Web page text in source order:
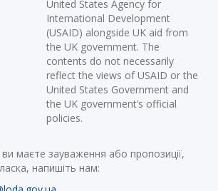
United States Agency for
International Development
(USAID) alongside UK aid from
the UK government. The
contents do not necessarily
reflect the views of USAID or the
United States Government and
the UK government’s official
policies.
маєте зауваження або пропозиції,
напишіть нам: